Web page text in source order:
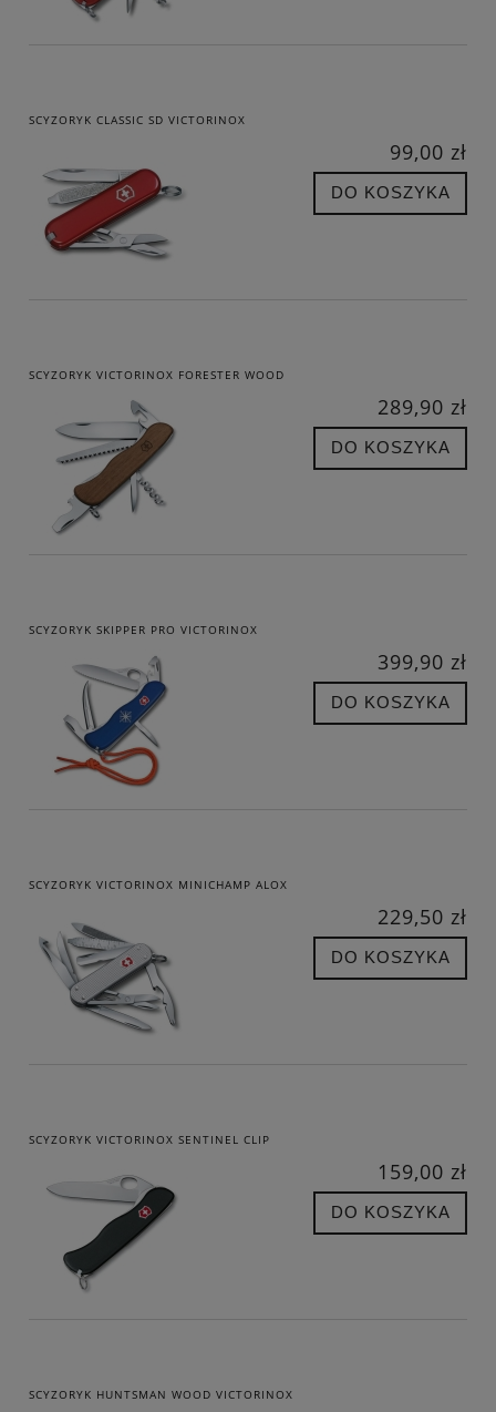
SCYZORYK CLASSIC SD VICTORINOX
99,00 zł
DO KOSZYKA
SCYZORYK VICTORINOX FORESTER WOOD
289,90 zł
DO KOSZYKA
SCYZORYK SKIPPER PRO VICTORINOX
399,90 zł
DO KOSZYKA
SCYZORYK VICTORINOX MINICHAMP ALOX
229,50 zł
DO KOSZYKA
SCYZORYK VICTORINOX SENTINEL CLIP
159,00 zł
DO KOSZYKA
SCYZORYK HUNTSMAN WOOD VICTORINOX